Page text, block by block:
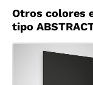
Otros colores
tipo